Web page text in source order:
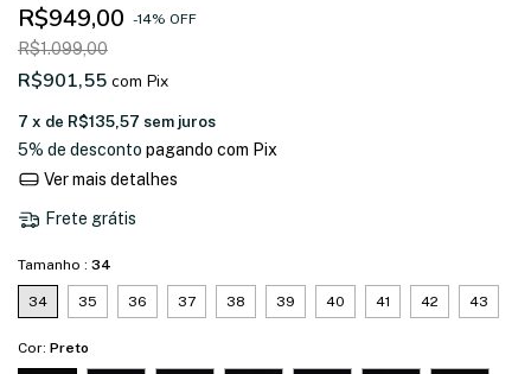
R$949,00 -14% OFF
R$1.099,00
R$901,55 com Pix
7 x de R$135,57 sem juros
5% de desconto pagando com Pix
Ver mais detalhes
Frete grátis
Tamanho : 34
34 35 36 37 38 39 40 41 42 43
Cor: Preto